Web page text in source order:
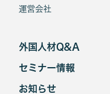
運営会社
外国人材Q&A
セミナー情報
お知らせ